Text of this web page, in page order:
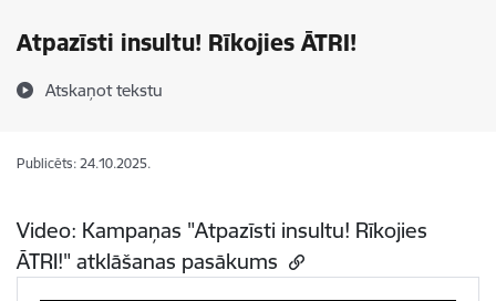
Atpazīsti insultu! Rīkojies ĀTRI!
Atskaņot tekstu
Publicēts: 24.10.2025.
Video: Kampaņas "Atpazīsti insultu! Rīkojies
ĀTRI!" atklāšanas pasākums